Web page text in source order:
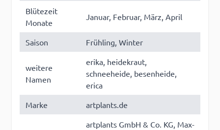
Blütezeit
Monate
Januar, Februar, März, April
Saison Frühling, Winter
weitere
Namen
erika, heidekraut,
schneeheide, besenheide,
erica
Marke
artplants.de
artplants GmbH & Co. KG, Max-